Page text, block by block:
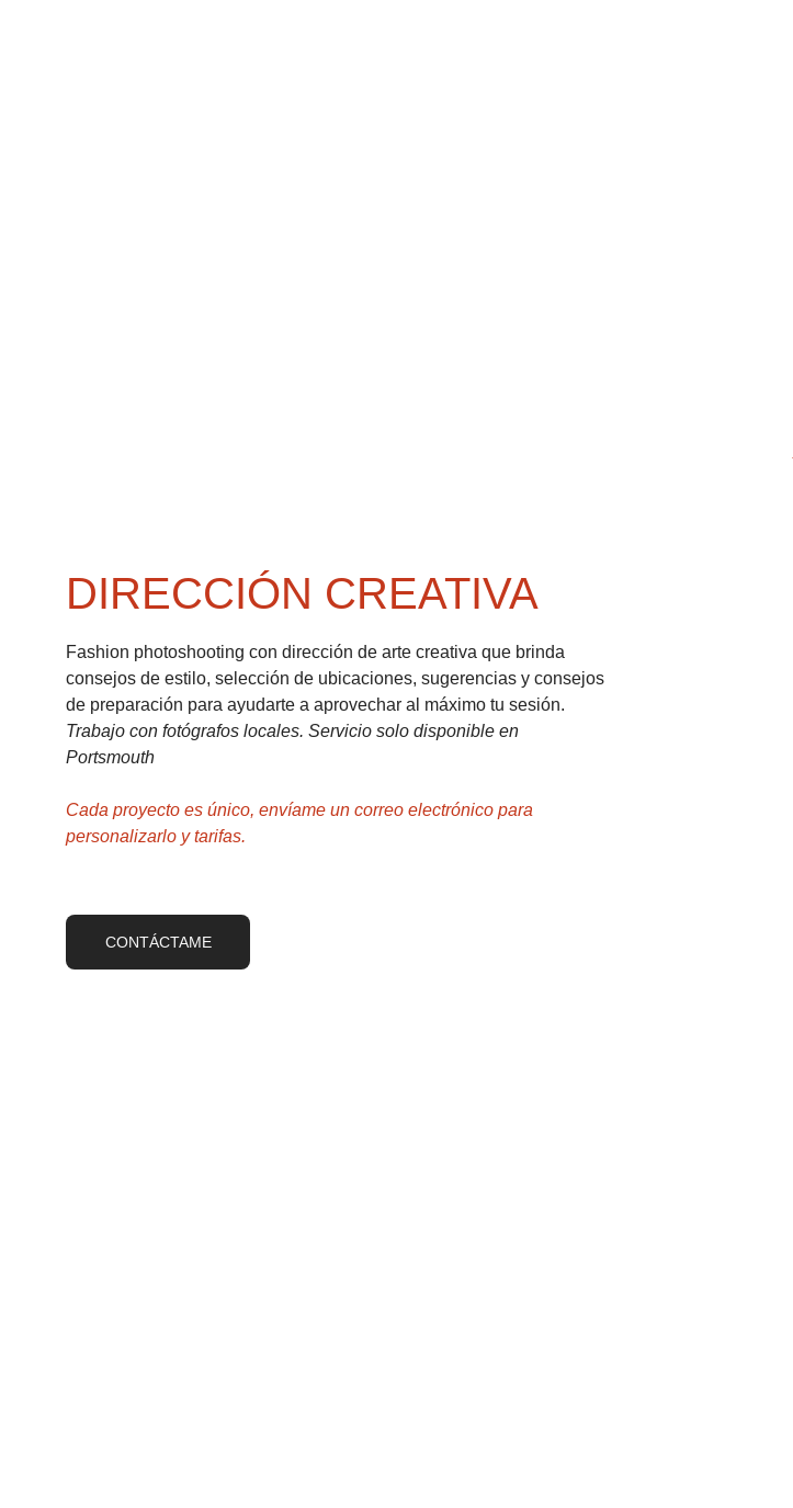
Fashion photoshooting con dirección de arte creativa que brinda
consejos de estilo, selección de ubicaciones, sugerencias y consejos
de preparación para ayudarte a aprovechar al máximo tu sesión.
Trabajo con fotógrafos locales. Servicio solo disponible en
Portsmouth
Cada proyecto es único, envíame un correo electrónico para
personalizarlo y tarifas.
DIRECCIÓN CREATIVA
CONTÁCTAME